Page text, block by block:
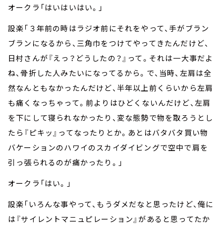
オークラ「はいはいはい。」
設楽「３年前の時はラジオ前にそれをやって、手がブラン
ブランになるから、三角巾をつけてやってきたんだけど、
日村さんが『えっ？どうしたの？』って。それは一大事だよ
ね、骨折した人みたいになってるから。で、当時、左肩は全
然なんともなかったんだけど、半年以上前くらいから左肩
も痛くなっちゃって。前よりはひどくないんだけど、左肩
を下にして寝られなかったり、変な態勢で物を取ろうとし
たら『ピキッ』ってなったりとか。あとはバタバタ買い物
バケーションのハワイのスカイダイビングで空中で肩を
引っ張られるのが痛かったり。」
オークラ「はい。」
設楽「いろんな事やって、もうダメだなと思ったけど、俺に
は『サイレントマニュピレーション』があると思ってたか